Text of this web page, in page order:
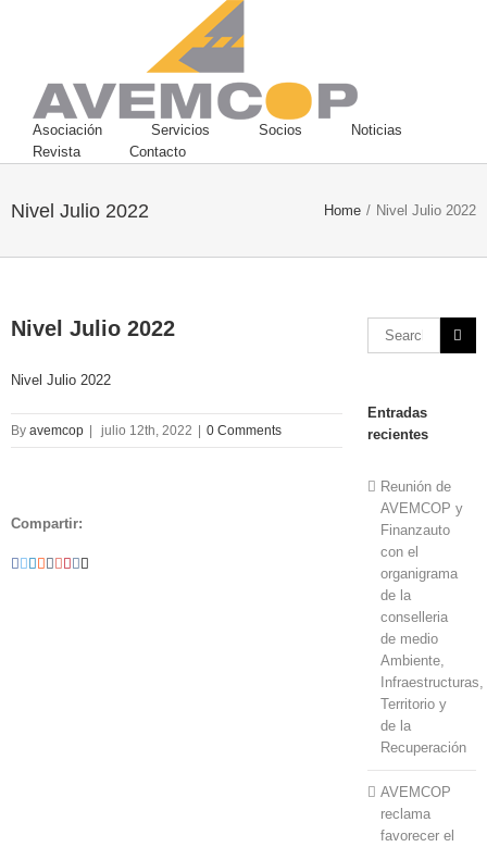
Asociación Servicios Socios
Noticias
Revista
Contacto
Nivel Julio 2022 Home / Nivel Julio 2022
Nivel Julio 2022
Nivel Julio 2022
By avemcop julio 12th, 2022 0 Comments
Compartir:
Facebook
Twitter
Linkedin
Reddit
Tumblr
Google+
Pinterest
Vk
Entradas
recientes
Reunión de
AVEMCOP y
Finanzauto
con el
organigrama
de la
conselleria
de medio
Ambiente,
Infraestructuras,
Territorio y
de la
Recuperación
AVEMCOP
reclama
favorecer el